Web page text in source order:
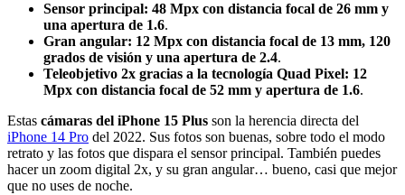
Sensor principal: 48 Mpx con distancia focal de 26 mm y
una apertura de 1.6.
Gran angular: 12 Mpx con distancia focal de 13 mm, 120
grados de visión y una apertura de 2.4.
Teleobjetivo 2x gracias a la tecnología Quad Pixel: 12
Mpx con distancia focal de 52 mm y apertura de 1.6.
Estas cámaras del iPhone 15 Plus son la herencia directa del
iPhone 14 Pro del 2022. Sus fotos son buenas, sobre todo el modo
retrato y las fotos que dispara el sensor principal. También puedes
hacer un zoom digital 2x, y su gran angular… bueno, casi que mejor
que no uses de noche.